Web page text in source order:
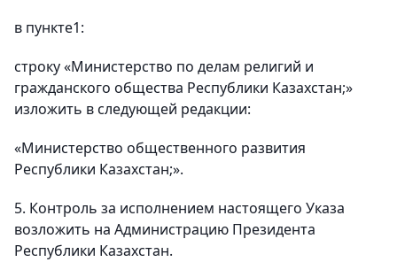
в пункте1:
строку «Министерство по делам религий и
гражданского общества Республики Казахстан;»
изложить в следующей редакции:
«Министерство общественного развития
Республики Казахстан;».
5. Контроль за исполнением настоящего Указа
возложить на Администрацию Президента
Республики Казахстан.